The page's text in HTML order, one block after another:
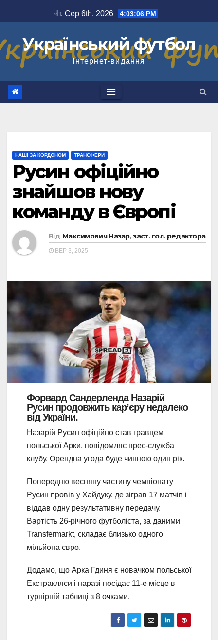
до
Чт. Сер 6th, 2026 4:03:07 PM
Український футбол
Інтернет-видання
НАШІ ЗА КОРДОНОМ ТРАНСФЕРИ
Русин офіційно
знайшов нову
команду в Європі
Від Максимович Назар, заст. гол. редактора
ВЕР 3, 2025
Форвард Сандерленда Назарій
Русин продовжить кар’єру недалеко
від України.
Назарій Русин офіційно став гравцем
польської Арки, повідомляє прес-служба
клубу. Орендна угода буде чинною один рік.
Попередню весняну частину чемпіонату
Русин провів у Хайдуку, де зіграв 17 матчів і
віддав одну результативну передачу.
Вартість 26-річного футболіста, за даними
Transfermarkt, складає близько одного
мільйона євро.
Додамо, що Арка Гдиня є новачком польської
Екстракляси і наразі посідає 11-е місце в
турнірній таблиці з 8 очками.